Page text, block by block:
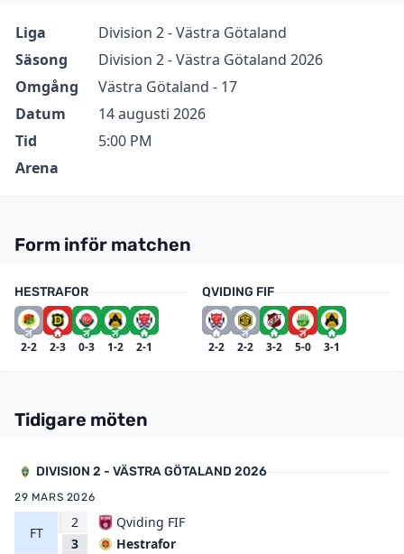
InformationVärde
Liga
Division 2 - Västra Götaland
Säsong
Division 2 - Västra Götaland 2026
Omgång
Västra Götaland - 17
Datum
14 augusti 2026
Tid
5:00 PM
Arena
Form inför matchen
HESTRAFOR
2-2 2-3 0-3 1-2 2-1
QVIDING FIF
2-2 2-2 3-2 5-0 3-1
Tidigare möten
DIVISION 2 - VÄSTRA GÖTALAND 2026
29 MARS 2026
FT
2
3
Qviding FIF
Hestrafor